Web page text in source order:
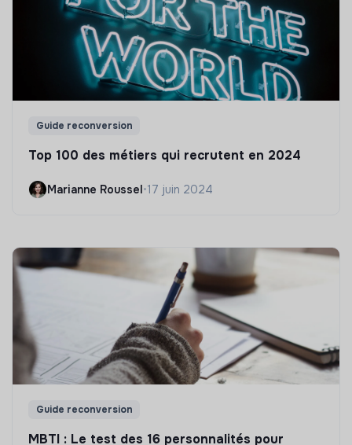
Guide reconversion
Top 100 des métiers qui recrutent en 2024
Marianne Roussel•17 juin 2024
Guide reconversion
MBTI : Le test des 16 personnalités pour